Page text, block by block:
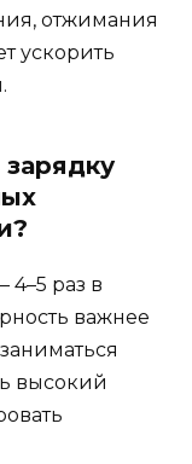
отжимания
ускорить
4–5 раз в
важнее
высокий